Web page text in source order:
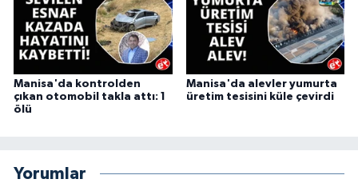
Manisa'da kontrolden
çıkan otomobil takla attı: 1
ölü
Manisa'da alevler yumurta
üretim tesisini küle çevirdi
Yorumlar